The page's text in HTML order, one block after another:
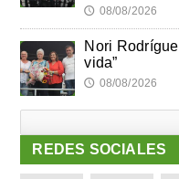
🕔 08/08/2026
Nori
vida”
🕔 08/08/2026
REDES SOCIALES